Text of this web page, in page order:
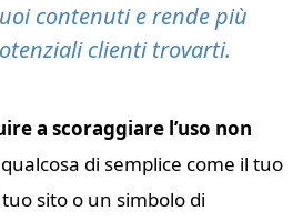
contenuti e rende più
clienti trovarti.
a scoraggiare l’uso non
di semplice come il tuo
sito o un simbolo di